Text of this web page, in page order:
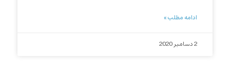
ادامه مطلب »
2 دسامبر 2020